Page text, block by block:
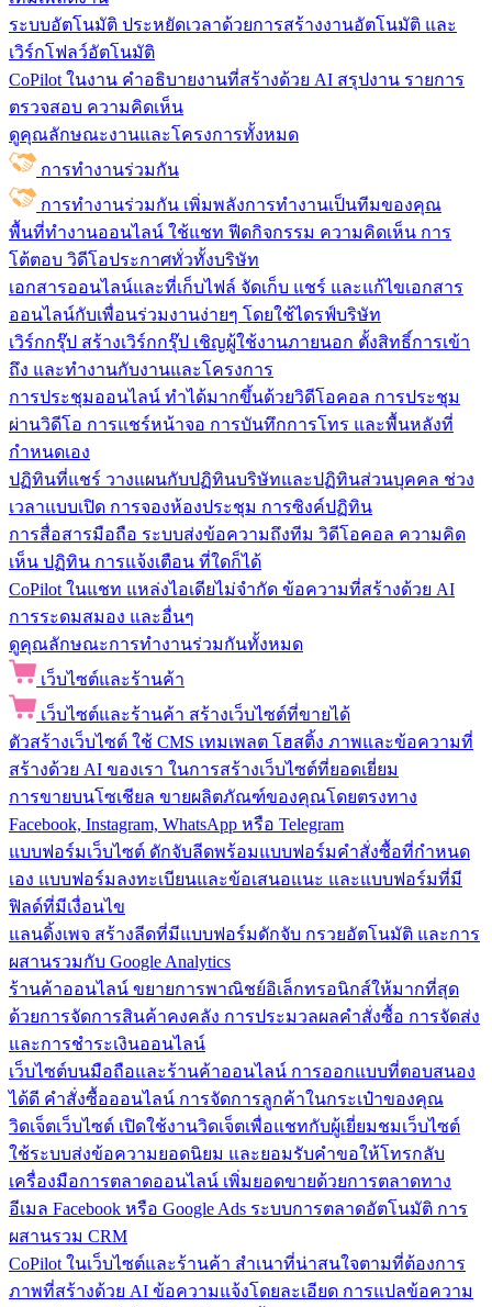
ระบบอัตโนมัติ ประหยัดเวลาด้วยการสร้างงานอัตโนมัติ และ
เวิร์กโฟลว์อัตโนมัติ
CoPilot ในงาน คำอธิบายงานที่สร้างด้วย AI สรุปงาน รายการ
ตรวจสอบ ความคิดเห็น
ดูคุณลักษณะงานและโครงการทั้งหมด
การทำงานร่วมกัน
การทำงานร่วมกัน เพิ่มพลังการทำงานเป็นทีมของคุณ
พื้นที่ทำงานออนไลน์ ใช้แชท ฟีดกิจกรรม ความคิดเห็น การ
โต้ตอบ วิดีโอประกาศทั่วทั้งบริษัท
เอกสารออนไลน์และที่เก็บไฟล์ จัดเก็บ แชร์ และแก้ไขเอกสาร
ออนไลน์กับเพื่อนร่วมงานง่ายๆ โดยใช้ไดรฟ์บริษัท
เวิร์กกรุ๊ป สร้างเวิร์กกรุ๊ป เชิญผู้ใช้งานภายนอก ตั้งสิทธิ์การเข้า
ถึง และทำงานกับงานและโครงการ
การประชุมออนไลน์ ทำได้มากขึ้นด้วยวิดีโอคอล การประชุม
ผ่านวิดีโอ การแชร์หน้าจอ การบันทึกการโทร และพื้นหลังที่
กำหนดเอง
ปฏิทินที่แชร์ วางแผนกับปฏิทินบริษัทและปฏิทินส่วนบุคคล ช่วง
เวลาแบบเปิด การจองห้องประชุม การซิงค์ปฏิทิน
การสื่อสารมือถือ ระบบส่งข้อความถึงทีม วิดีโอคอล ความคิด
เห็น ปฏิทิน การแจ้งเตือน ที่ใดก็ได้
CoPilot ในแชท แหล่งไอเดียไม่จำกัด ข้อความที่สร้างด้วย AI
การระดมสมอง และอื่นๆ
ดูคุณลักษณะการทำงานร่วมกันทั้งหมด
เว็บไซต์และร้านค้า
เว็บไซต์และร้านค้า สร้างเว็บไซต์ที่ขายได้
ตัวสร้างเว็บไซต์ ใช้ CMS เทมเพลต โฮสติ้ง ภาพและข้อความที่
สร้างด้วย AI ของเรา ในการสร้างเว็บไซต์ที่ยอดเยี่ยม
การขายบนโซเชียล ขายผลิตภัณฑ์ของคุณโดยตรงทาง
Facebook, Instagram, WhatsApp หรือ Telegram
แบบฟอร์มเว็บไซต์ ดักจับลีดพร้อมแบบฟอร์มคำสั่งซื้อที่กำหนด
เอง แบบฟอร์มลงทะเบียนและข้อเสนอแนะ และแบบฟอร์มที่มี
ฟิลด์ที่มีเงื่อนไข
แลนดิ้งเพจ สร้างลีดที่มีแบบฟอร์มดักจับ กรวยอัตโนมัติ และการ
ผสานรวมกับ Google Analytics
ร้านค้าออนไลน์ ขยายการพาณิชย์อิเล็กทรอนิกส์ให้มากที่สุด
ด้วยการจัดการสินค้าคงคลัง การประมวลผลคำสั่งซื้อ การจัดส่ง
และการชำระเงินออนไลน์
เว็บไซต์บนมือถือและร้านค้าออนไลน์ การออกแบบที่ตอบสนอง
ได้ดี คำสั่งซื้อออนไลน์ การจัดการลูกค้าในกระเป๋าของคุณ
วิดเจ็ตเว็บไซต์ เปิดใช้งานวิดเจ็ตเพื่อแชทกับผู้เยี่ยมชมเว็บไซต์
ใช้ระบบส่งข้อความยอดนิยม และยอมรับคำขอให้โทรกลับ
เครื่องมือการตลาดออนไลน์ เพิ่มยอดขายด้วยการตลาดทาง
อีเมล Facebook หรือ Google Ads ระบบการตลาดอัตโนมัติ การ
ผสานรวม CRM
CoPilot ในเว็บไซต์และร้านค้า สำเนาที่น่าสนใจตามที่ต้องการ
ภาพที่สร้างด้วย AI ข้อความแจ้งโดยละเอียด การแปลข้อความ